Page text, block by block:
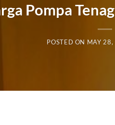
Pompa
POSTED ON MAY